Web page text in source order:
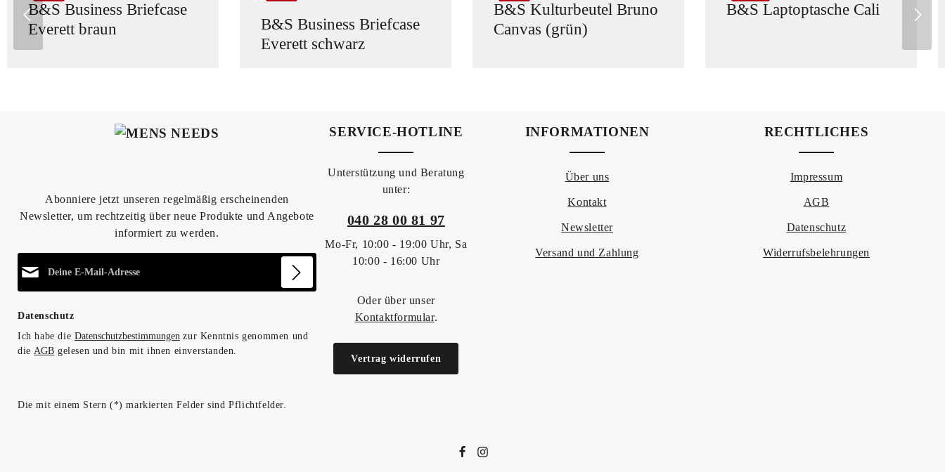
B&S Business Briefcase
Everett braun
B&S Business Briefcase
Everett schwarz
B&S Kulturbeutel Bruno
Canvas (grün)
B&S Laptoptasche Cali
Abonniere jetzt unseren regelmäßig erscheinenden
Newsletter, um rechtzeitig über neue Produkte und Angebote
informiert zu werden.
Datenschutz
Ich habe die Datenschutzbestimmungenzur Kenntnis genommen und
dieAGB gelesen und bin mit ihnen einverstanden.
Die mit einem Stern (*) markierten Felder sind Pflichtfelder.
SERVICE-HOTLINE
Unterstützung und Beratung
unter:
040 28 00 81 97
Mo-Fr, 10:00 - 19:00 Uhr, Sa
10:00 - 16:00 Uhr
Oder über unser
Kontaktformular.
Vertrag widerrufen
INFORMATIONEN
Über uns
Kontakt
Newsletter
Versand und Zahlung
RECHTLICHES
Impressum
AGB
Datenschutz
Widerrufsbelehrungen